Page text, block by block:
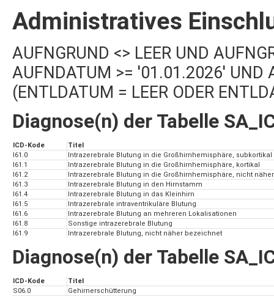
Administratives
AUFNGRUND <> LEER UND
AUFNDATUM >= '01.01.2026' UND
(ENTLDATUM = LEER ODER
Diagnose(n) der Tabelle
ICD-Kode
Titel
I61.0
Intrazerebrale Blutung in die Großhirnhemisphäre, subkortikal
I61.1
Intrazerebrale Blutung in die Großhirnhemisphäre, kortikal
I61.2
Intrazerebrale Blutung in die Großhirnhemisphäre, nicht
I61.3
Intrazerebrale Blutung in den Hirnstamm
I61.4
Intrazerebrale Blutung in das Kleinhirn
I61.5
Intrazerebrale intraventrikuläre Blutung
I61.6
Intrazerebrale Blutung an mehreren Lokalisationen
I61.8
Sonstige intrazerebrale Blutung
I61.9
Intrazerebrale Blutung, nicht näher bezeichnet
Diagnose(n) der Tabelle
ICD-Kode
Titel
S06.0
Gehirnerschütterung